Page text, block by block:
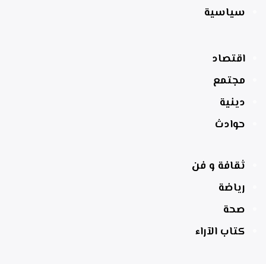
سياسية
اقتصاد
مجتمع
دينية
حوادث
ثقافة و فن
رياضة
صحة
كتاب الآراء